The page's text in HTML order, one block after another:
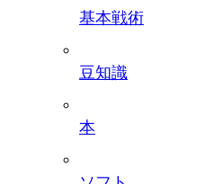
基本戦術
豆知識
本